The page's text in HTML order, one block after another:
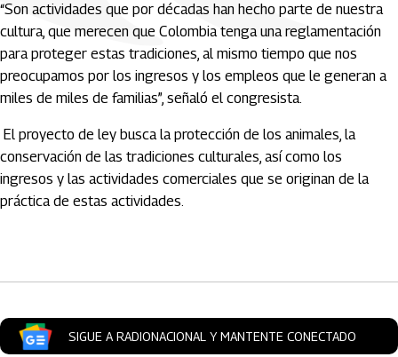
“Son actividades que por décadas han hecho parte de nuestra
cultura, que merecen que Colombia tenga una reglamentación
para proteger estas tradiciones, al mismo tiempo que nos
preocupamos por los ingresos y los empleos que le generan a
miles de miles de familias”, señaló el congresista.
El proyecto de ley busca la protección de los animales, la
conservación de las tradiciones culturales, así como los
ingresos y las actividades comerciales que se originan de la
práctica de estas actividades.
SIGUE A RADIONACIONAL Y MANTENTE CONECTADO